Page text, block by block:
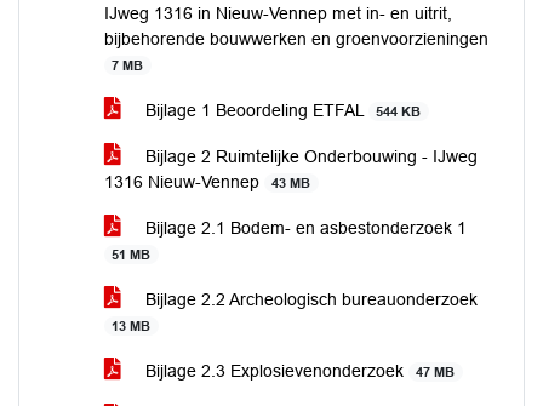
IJweg 1316 in Nieuw-Vennep met in- en uitrit,
bijbehorende bouwwerken en groenvoorzieningen
7 MB
Bijlage 1 Beoordeling ETFAL 544 KB
Bijlage 2 Ruimtelijke Onderbouwing - IJweg
1316 Nieuw-Vennep
43 MB
Bijlage 2.1 Bodem- en asbestonderzoek 1
51 MB
Bijlage 2.2 Archeologisch bureauonderzoek
13 MB
Bijlage 2.3 Explosievenonderzoek 47 MB